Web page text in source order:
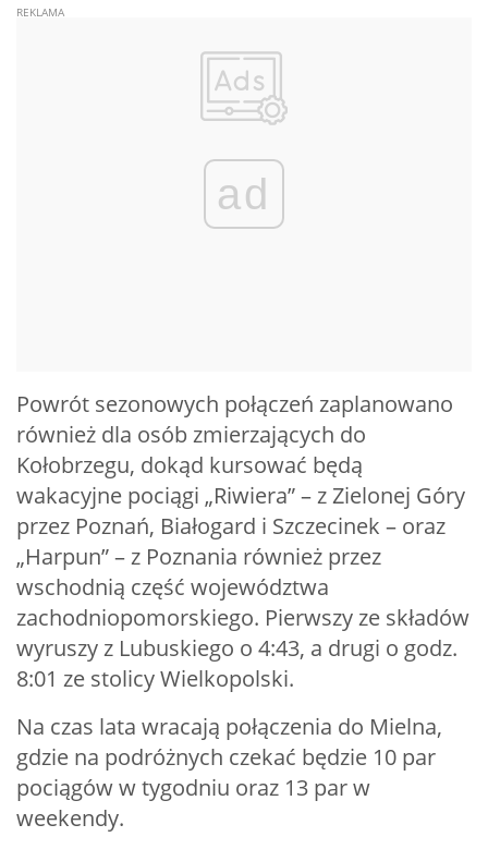
ad
Powrót sezonowych połączeń zaplanowano
również dla osób zmierzających do
Kołobrzegu, dokąd kursować będą
wakacyjne pociągi „Riwiera” – z Zielonej Góry
przez Poznań, Białogard i Szczecinek – oraz
„Harpun” – z Poznania również przez
wschodnią część województwa
zachodniopomorskiego. Pierwszy ze składów
wyruszy z Lubuskiego o 4:43, a drugi o godz.
8:01 ze stolicy Wielkopolski.
Na czas lata wracają połączenia do Mielna,
gdzie na podróżnych czekać będzie 10 par
pociągów w tygodniu oraz 13 par w
weekendy.